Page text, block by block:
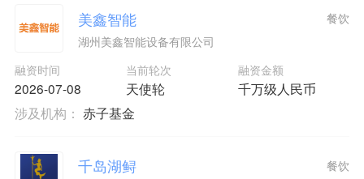
美鑫智能
湖州美鑫智能设备有限公司
融资时间
2026-07-08
当前轮次
天使轮
融资金额
千万级人民币
餐饮
涉及机构： 赤子基金
千岛湖鲟 餐饮